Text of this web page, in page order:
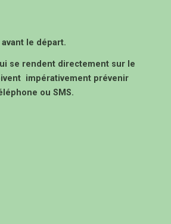
le départ.
se rendent directement sur le
impérativement prévenir
ou SMS.